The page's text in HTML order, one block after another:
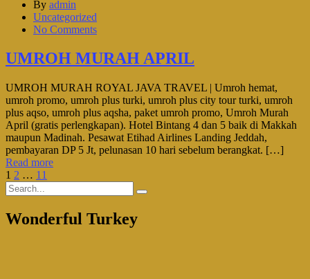
By admin
Uncategorized
No Comments
UMROH MURAH APRIL
UMROH MURAH ROYAL JAVA TRAVEL | Umroh hemat,
umroh promo, umroh plus turki, umroh plus city tour turki, umroh
plus aqso, umroh plus aqsha, paket umroh promo, Umroh Murah
April (gratis perlengkapan). Hotel Bintang 4 dan 5 baik di Makkah
maupun Madinah. Pesawat Etihad Airlines Landing Jeddah,
pembayaran DP 5 Jt, pelunasan 10 hari sebelum berangkat. […]
Read more
1 2 … 11
Wonderful Turkey